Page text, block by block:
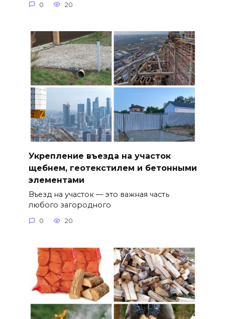
0 20
Укрепление въезда на участок
щебнем, геотекстилем и бетонными
элементами
Въезд на участок — это важная часть
любого загородного
0 20